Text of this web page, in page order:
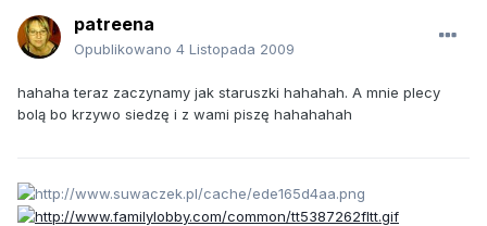
patreena
Opublikowano 4 Listopada 2009
hahaha teraz zaczynamy jak staruszki hahahah. A mnie plecy
bolą bo krzywo siedzę i z wami piszę hahahahah